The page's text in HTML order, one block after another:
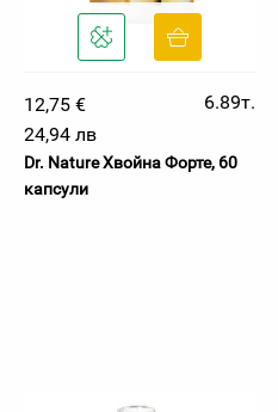
12,75 €
6.89т.
24,94 лв
Dr. Nature Хвойна Форте, 60
капсули